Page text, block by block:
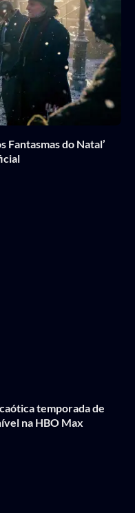
Fantasmas do Natal’
temporada de
na HBO Max